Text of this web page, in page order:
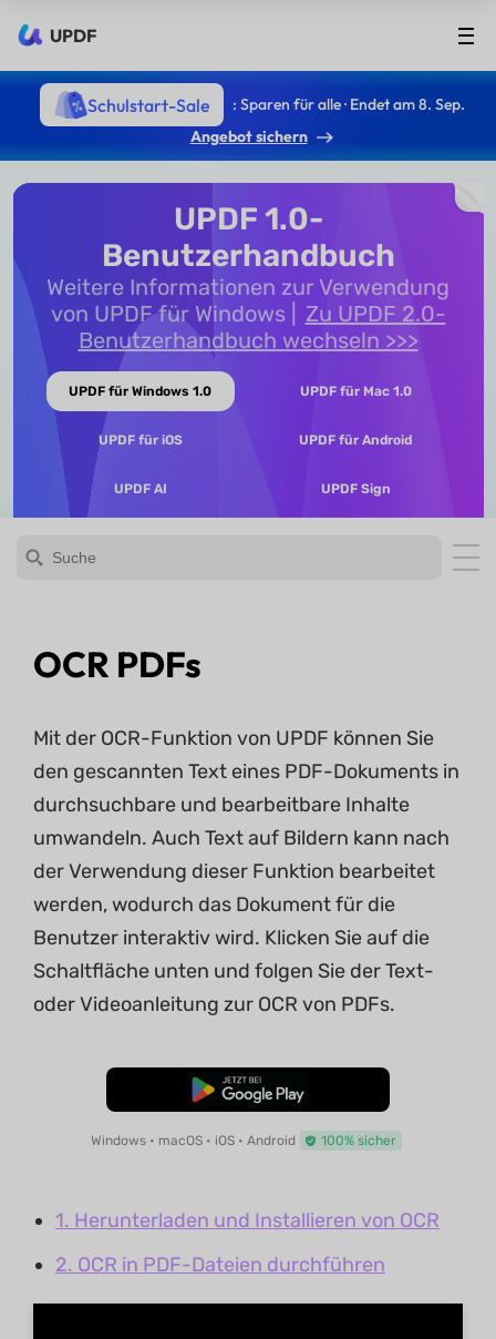
UPDF
Schulstart-Sale
: Sparen für alle · Endet am 8. Sep.
Angebot sichern
UPDF 1.0-
Benutzerhandbuch
Weitere Informationen zur Verwendung
von UPDF für Windows
Zu UPDF 2.0-
Benutzerhandbuch wechseln >>>
UPDF für Windows 1.0 UPDF für Mac 1.0
UPDF für iOS UPDF für Android
UPDF AI UPDF Sign
OCR PDFs
Mit der OCR-Funktion von UPDF können Sie
den gescannten Text eines PDF-Dokuments in
durchsuchbare und bearbeitbare Inhalte
umwandeln. Auch Text auf Bildern kann nach
der Verwendung dieser Funktion bearbeitet
werden, wodurch das Dokument für die
Benutzer interaktiv wird. Klicken Sie auf die
Schaltfläche unten und folgen Sie der Text-
oder Videoanleitung zur OCR von PDFs.
Kostenloser Download
Windows • macOS • iOS • Android 100% sicher
1. Herunterladen und Installieren von OCR
2. OCR in PDF-Dateien durchführen